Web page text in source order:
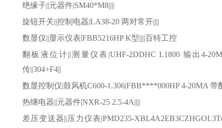
绝缘子||元器件|SM40*M8||||
旋钮开关||控制电器|LA38-20 两对常开||||
数显仪||显示仪表|FBB5216HP K型||||百特工控
翻板液位计||测量仪表|UHF-2DDHC L1800 输出4-
传||304+F4||
数显控制仪|鼓风机C600-1.306|FBB****000HP 4-20MA 带
热继电器||元器件|NXR-25 2.5-4A||||
差压变送器||压力仪表|PMD235-